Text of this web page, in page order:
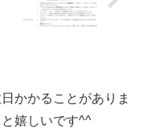
かかることがありま
嬉しいです^^